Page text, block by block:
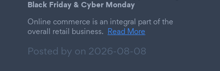
Black Friday & Cyber Monday
Online commerce is an integral part of the
overall retail business. Read More
Posted by on 2026-08-08